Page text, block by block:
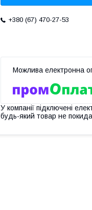
+380 (67) 470-27-53
У компанії підключені
будь-який товар не